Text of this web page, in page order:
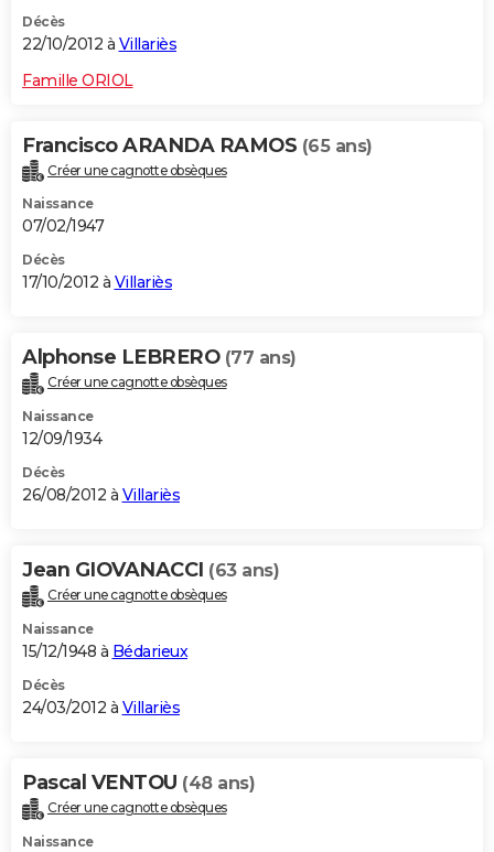
Décès
22/10/2012 à Villariès
Famille ORIOL
Francisco ARANDA RAMOS (65 ans)
Créer une cagnotte obsèques
Naissance
07/02/1947
Décès
17/10/2012 à Villariès
Alphonse LEBRERO (77 ans)
Créer une cagnotte obsèques
Naissance
12/09/1934
Décès
26/08/2012 à Villariès
Jean GIOVANACCI (63 ans)
Créer une cagnotte obsèques
Naissance
15/12/1948 à Bédarieux
Décès
24/03/2012 à Villariès
Pascal VENTOU (48 ans)
Créer une cagnotte obsèques
Naissance